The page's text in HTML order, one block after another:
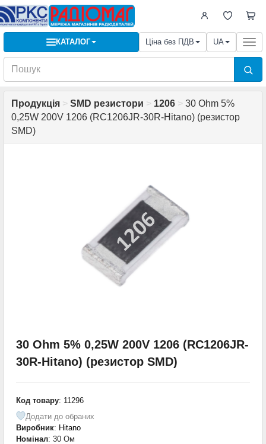
КАТАЛОГ Ціна без ПДВ UA
Продукція > SMD резистори > 1206 > 30 Ohm 5%
0,25W 200V 1206 (RC1206JR-30R-Hitano) (резистор
SMD)
30 Ohm 5% 0,25W 200V 1206 (RC1206JR-
30R-Hitano) (резистор SMD)
Код товару: 11296
Додати до обраних
Виробник: Hitano
Номінал: 30 Ом